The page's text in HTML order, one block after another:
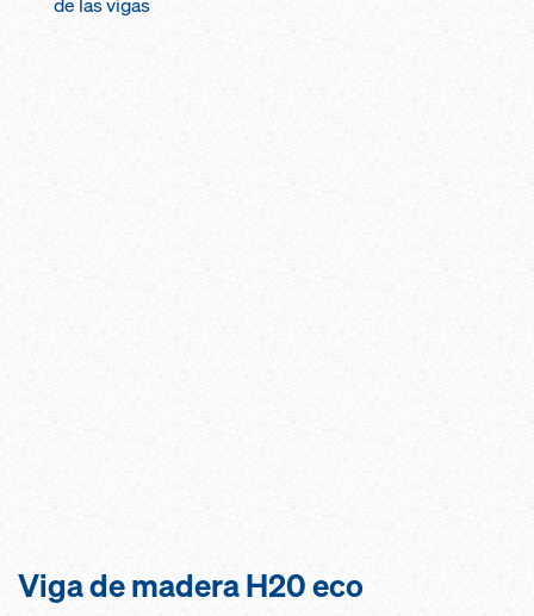
de las vigas
Viga de madera H20 eco